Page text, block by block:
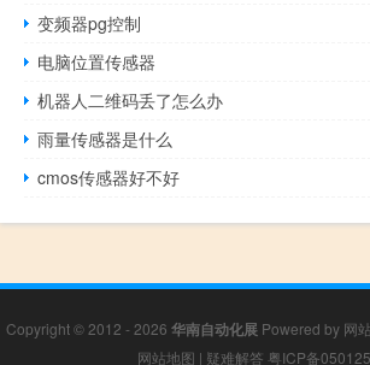
变频器pg控制
电脑位置传感器
机器人二维码丢了怎么办
雨量传感器是什么
cmos传感器好不好
Copyright © 2012 - 2026 华南自动化展Powered by 网
网站地图 | 疑难解答 粤ICP备